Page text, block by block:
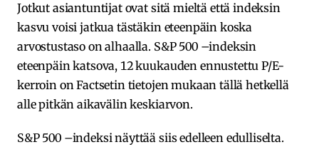
Jotkut asiantuntijat ovat sitä mieltä että indeksin
kasvu voisi jatkua tästäkin eteenpäin koska
arvostustaso on alhaalla. S&P 500 –indeksin
eteenpäin katsova, 12 kuukauden ennustettu P/E-
kerroin on Factsetin tietojen mukaan tällä hetkellä
alle pitkän aikavälin keskiarvon.
S&P 500 –indeksi näyttää siis edelleen edulliselta.